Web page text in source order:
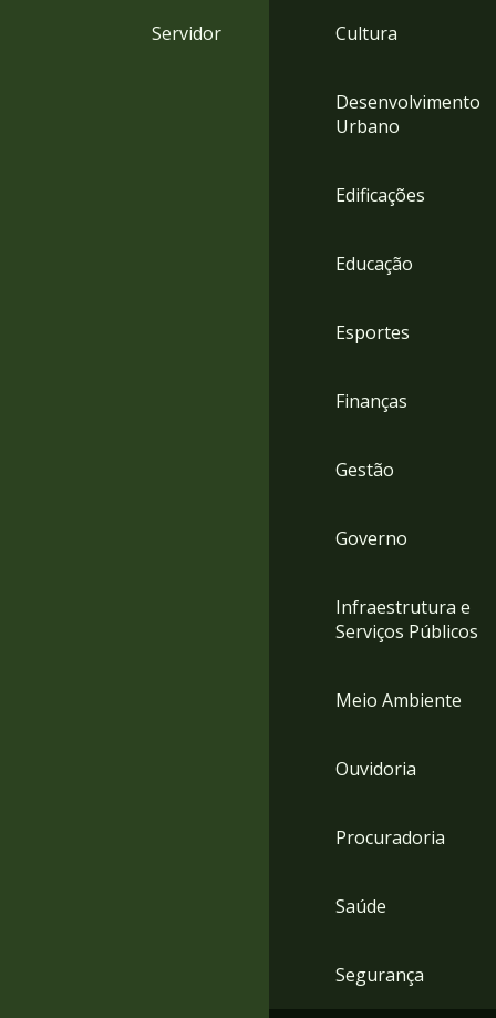
Servidor Cultura
Desenvolvimento
Urbano
Edificações
Educação
Esportes
Finanças
Gestão
Governo
Infraestrutura e
Serviços Públicos
Meio Ambiente
Ouvidoria
Procuradoria
Saúde
Segurança